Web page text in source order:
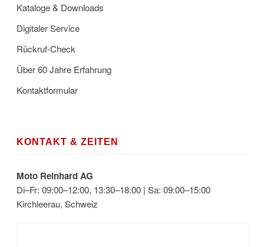
Kataloge & Downloads
Digitaler Service
Rückruf-Check
Über 60 Jahre Erfahrung
Kontaktformular
KONTAKT & ZEITEN
Moto Reinhard AG
Di–Fr: 09:00–12:00, 13:30–18:00 | Sa: 09:00–15:00
Kirchleerau, Schweiz